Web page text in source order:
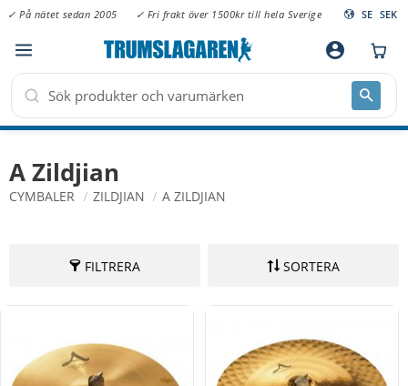
Meny
✓ På nätet sedan 2005 ✓ Fri frakt över 1500kr till hela Sverige SE SEK
account_circle
A Zildjian
CYMBALER ZILDJIAN A ZILDJIAN
FILTRERA SORTERA